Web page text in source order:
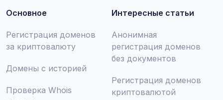
Основное
Регистрация доменов
за криптовалюту
Домены с историей
Проверка Whois
Интересные статьи
Анонимная
регистрация доменов
без документов
Регистрация доменов
криптовалютой